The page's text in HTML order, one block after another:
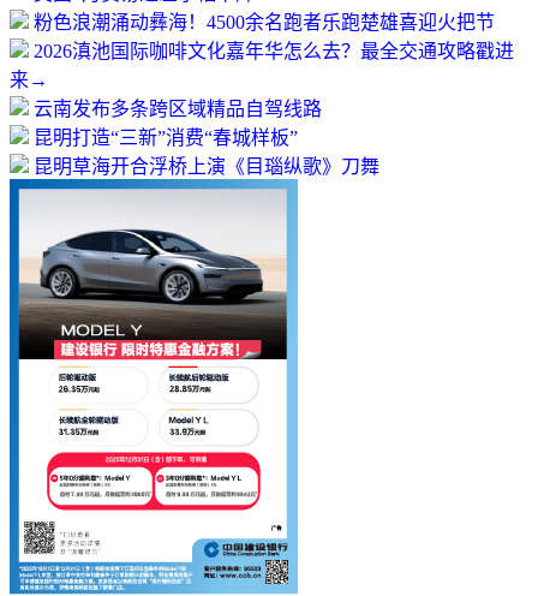
粉色浪潮涌动彝海！4500余名跑者乐跑楚雄喜迎火把节
2026滇池国际咖啡文化嘉年华怎么去？最全交通攻略戳进
来→
云南发布多条跨区域精品自驾线路
昆明打造“三新”消费“春城样板”
昆明草海开合浮桥上演《目瑙纵歌》刀舞